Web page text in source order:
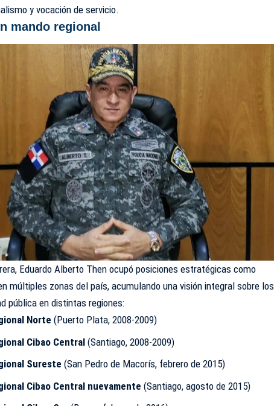
y vocación de servicio.
mando regional
Eduardo Alberto Then ocupó posiciones estratégicas como
múltiples zonas del país, acumulando una visión integral sobre los
pública en distintas regiones:
Norte (Puerto Plata, 2008-2009)
Cibao Central(Santiago, 2008-2009)
Sureste (San Pedro de Macorís, febrero de 2015)
Cibao Central nuevamente (Santiago, agosto de 2015)